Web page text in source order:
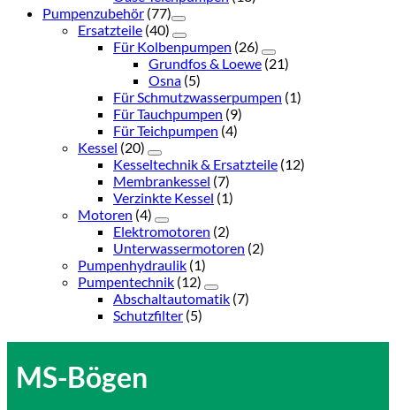
Pumpenzubehör (77)
Ersatzteile (40)
Für Kolbenpumpen (26)
Grundfos & Loewe (21)
Osna (5)
Für Schmutzwasserpumpen (1)
Für Tauchpumpen (9)
Für Teichpumpen (4)
Kessel (20)
Kesseltechnik & Ersatzteile (12)
Membrankessel (7)
Verzinkte Kessel (1)
Motoren (4)
Elektromotoren (2)
Unterwassermotoren (2)
Pumpenhydraulik (1)
Pumpentechnik (12)
Abschaltautomatik (7)
Schutzfilter (5)
MS-Bögen